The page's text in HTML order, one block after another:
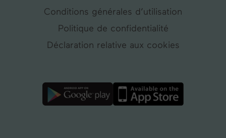
Conditions générales d’utilisation
Politique de confidentialité
Déclaration relative aux cookies